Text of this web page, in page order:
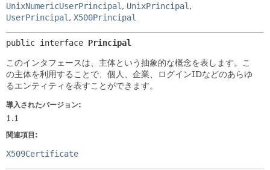
UnixNumericUserPrincipal , UnixPrincipal ,
UserPrincipal , X500Principal
public interface Principal
このインタフェースは、主体という抽象的な概念を表します。こ
の主体を利用することで、個人、企業、ログインIDなどのあらゆ
るエンティティを表すことができます。
導入されたバージョン:
1.1
関連項目:
X509Certificate